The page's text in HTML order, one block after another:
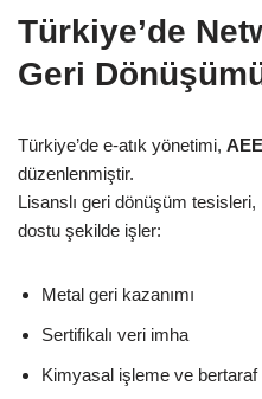
Türkiye’de
Geri
Türkiye’de e-atık yönetimi,
düzenlenmiştir.
Lisanslı geri dönüşüm
dostu şekilde işler:
Metal geri kazanımı
Sertifikalı veri imha
Kimyasal işleme ve bertaraf